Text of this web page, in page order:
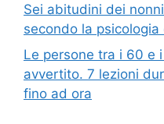
Sei abitudini dei
secondo la
Le persone tra i 60 e
avvertito. 7 lezioni
fino ad ora